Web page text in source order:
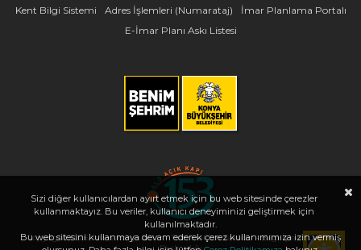
Kent Bilgi Sistemi Adres İşlemleri (Numarataj)
İmar Planlama Portalı
E-İmar Planı Askı Listesi
Copyright 2026, www.konya.bel.tr - Tüm Hakları Saklıdır - Bilgi İşlem Dairesi
Sizi diğer kullanıcılardan ayırt etmek için bu web sitesinde çerezler
kullanmaktayız. Bu veriler, kullanıcı deneyiminizi geliştirmek için
kullanılmaktadır.
Bu web sitesini kullanmaya devam ederek çerez kullanımımıza izin vermiş